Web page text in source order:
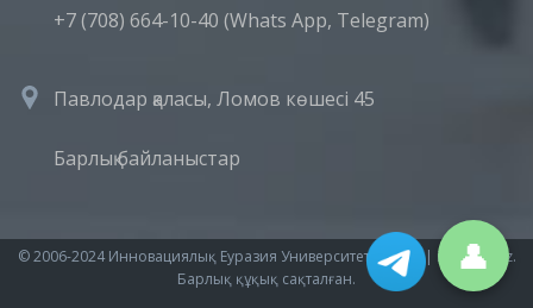
+7 (708) 664-10-40 (Whats App, Telegram)
Павлодар қаласы, Ломов көшесі 45
Барлық байланыстар
© 2006-2024 Инновациялық Еуразия Университеті (ИнЕУ) | ineu.edu.kz.
Барлық құқық сақталған.
👤